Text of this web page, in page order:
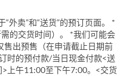
外卖”和“送货”的预订页面。 *
的交货时间）。 *我们可能会
售出预售（在申请截止日期前
时的预付款/当日现金付款<送
上午11:00至下午7:00。<交货